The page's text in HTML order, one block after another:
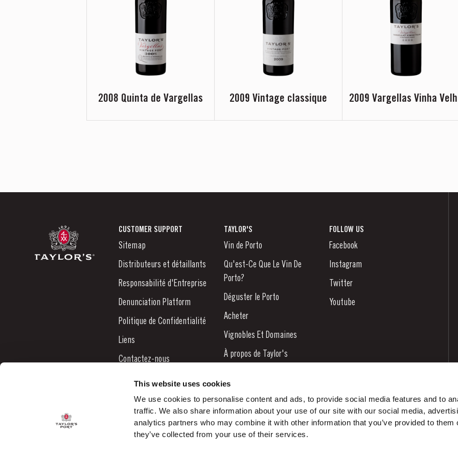
This website uses cookies
We use cookies to personalise content and ads, to provide social media features and to
traffic. We also share information about your use of our site with our social media,
analytics partners who may combine it with other information that you’ve provided to them
they’ve collected from your use of their services.
2008 Quinta de Vargellas 2009 Vintage classique 2009 Vargellas Vinha
CUSTOMER SUPPORT
Sitemap
Distributeurs et détaillants
Responsabilité d'Entreprise
Denunciation Platform
Politique de Confidentialité
Liens
Contactez-nous
TAYLOR'S
Vin de Porto
Qu'est-Ce Que Le Vin De
Porto?
Déguster le Porto
Acheter
Vignobles Et Domaines
À propos de Taylor's
Contactez-nous
FOLLOW US
Facebook
Instagram
Twitter
Youtube